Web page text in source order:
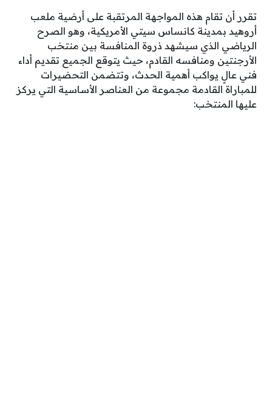
تقرر أن تقام هذه المواجهة المرتقبة على أرضية ملعب
أروهيد بمدينة كانساس سيتي الأمريكية، وهو الصرح
الرياضي الذي سيشهد ذروة المنافسة بين منتخب
الأرجنتين ومنافسه القادم، حيث يتوقع الجميع تقديم أداء
فني عالٍ يواكب أهمية الحدث، وتتضمن التحضيرات
للمباراة القادمة مجموعة من العناصر الأساسية التي يركز
عليها المنتخب: